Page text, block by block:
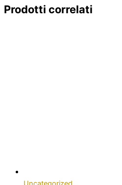
Prodotti correlati